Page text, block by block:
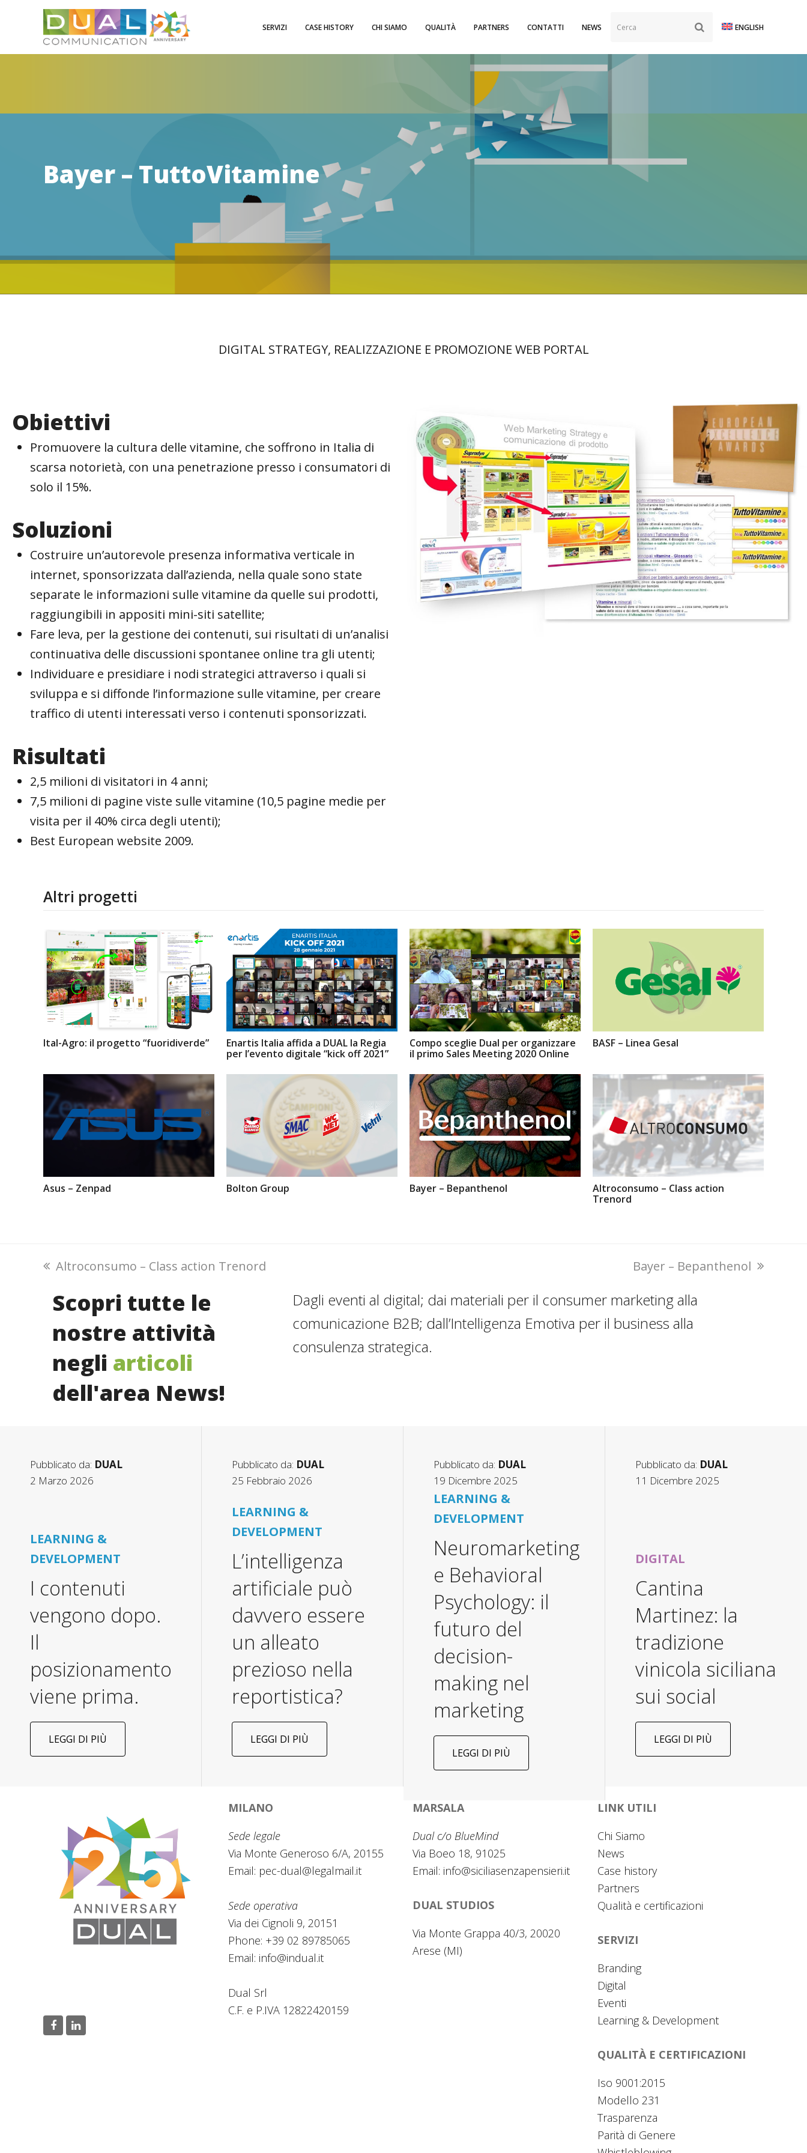
SERVIZI CASE HISTORY CHI SIAMO QUALITÀ PARTNERS CONTATTI NEWS Cerca SUBMITENGLISH
Bayer – TuttoVitamine
DIGITAL STRATEGY, REALIZZAZIONE E PROMOZIONE WEB PORTAL
Obiettivi
Promuovere la cultura delle vitamine, che soffrono in Italia di
scarsa notorietà, con una penetrazione presso i consumatori di
solo il 15%.
Soluzioni
Costruire un’autorevole presenza informativa verticale in
internet, sponsorizzata dall’azienda, nella quale sono state
separate le informazioni sulle vitamine da quelle sui prodotti,
raggiungibili in appositi mini-siti satellite;
Fare leva, per la gestione dei contenuti, sui risultati di un’analisi
continuativa delle discussioni spontanee online tra gli utenti;
Individuare e presidiare i nodi strategici attraverso i quali si
sviluppa e si diffonde l’informazione sulle vitamine, per creare
traffico di utenti interessati verso i contenuti sponsorizzati.
Risultati
2,5 milioni di visitatori in 4 anni;
7,5 milioni di pagine viste sulle vitamine (10,5 pagine medie per
visita per il 40% circa degli utenti);
Best European website 2009.
Altri progetti
Ital-Agro: il progetto “fuoridiverde”
Enartis Italia affida a DUAL la Regia
per l’evento digitale “kick off 2021”
Compo sceglie Dual per organizzare
il primo Sales Meeting 2020 Online
BASF – Linea Gesal
Asus – Zenpad Bolton Group Bayer – Bepanthenol
Altroconsumo – Class action
Trenord
previous
Altroconsumo – Class action Trenord
next
Bayer – Bepanthenol
Scopri tutte le
nostre attività
negli articoli
dell'area News!
Dagli eventi al digital; dai materiali per il consumer marketing alla
comunicazione B2B; dall’Intelligenza Emotiva per il business alla
consulenza strategica.
Pubblicato da: DUAL
2 Marzo 2026
LEARNING &
DEVELOPMENT
I contenuti
vengono dopo.
Il
posizionamento
viene prima.
LEGGI DI PIÙ
Pubblicato da: DUAL
25 Febbraio 2026
LEARNING &
DEVELOPMENT
L’intelligenza
artificiale può
davvero essere
un alleato
prezioso nella
reportistica?
LEGGI DI PIÙ
Pubblicato da: DUAL
19 Dicembre 2025
LEARNING &
DEVELOPMENT
Neuromarketing
e Behavioral
Psychology: il
futuro del
decision-
making nel
marketing
LEGGI DI PIÙ
Pubblicato da: DUAL
11 Dicembre 2025
DIGITAL
Cantina
Martinez: la
tradizione
vinicola siciliana
sui social
LEGGI DI PIÙ
F
L
MILANO
Sede legale
Via Monte Generoso 6/A, 20155
Email: pec-dual@legalmail.it
Sede operativa
Via dei Cignoli 9, 20151
Phone: +39 02 89785065
Email: info@indual.it
Dual Srl
C.F. e P.IVA 12822420159
MARSALA
Dual c/o BlueMind
Via Boeo 18, 91025
Email: info@siciliasenzapensieri.it
DUAL STUDIOS
Via Monte Grappa 40/3, 20020
Arese (MI)
LINK UTILI
Chi Siamo
News
Case history
Partners
Qualità e certificazioni
SERVIZI
Branding
Digital
Eventi
Learning & Development
QUALITÀ E CERTIFICAZIONI
Iso 9001:2015
Modello 231
Trasparenza
Parità di Genere